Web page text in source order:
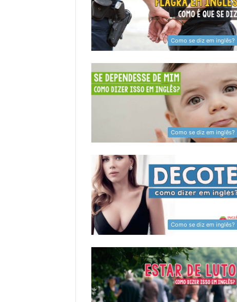
Como se diz em inglês?
Como se diz em inglês?
Como se diz em inglês?